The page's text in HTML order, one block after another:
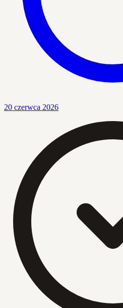
20 czerwca 2026